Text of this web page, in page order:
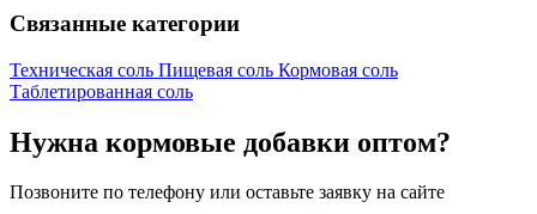
Связанные категории
Техническая соль Пищевая соль Кормовая соль
Таблетированная соль
Нужна кормовые добавки оптом?
Позвоните по телефону или оставьте заявку на сайте